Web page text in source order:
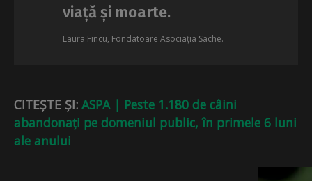
viață și moarte.
Laura Fincu, Fondatoare Asociația Sache.
CITEȘTE ȘI: ASPA | Peste 1.180 de câini
abandonați pe domeniul public, în primele 6 luni
ale anului